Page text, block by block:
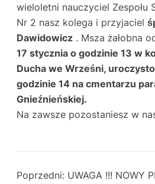
wieloletni nauczyciel Zespołu
Nr 2 nasz kolega i przyjaciel
Dawidowicz . Msza żałobna
17 stycznia o godzinie 13 w
Ducha we Wrześni,
godzinie 14 na cmentarzu
Gnieźnieńskiej.
Na zawsze pozostaniesz w
Poprzedni: UWAGA !!! NOWY